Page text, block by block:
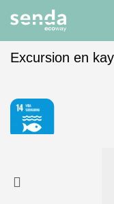
Excursion en